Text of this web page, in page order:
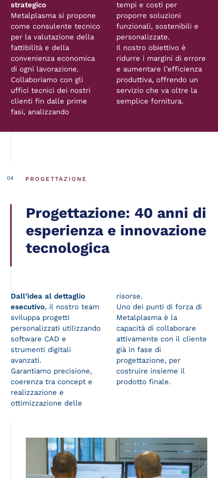
strategico
Metalplasma si propone
come consulente tecnico
per la valutazione della
fattibilità e della
convenienza economica
di ogni lavorazione.
Collaboriamo con gli
uffici tecnici dei nostri
clienti fin dalle prime
fasi, analizzando
tempi e costi per
proporre soluzioni
funzionali, sostenibili e
personalizzate.
Il nostro obiettivo è
ridurre i margini di errore
e aumentare l’efficienza
produttiva, offrendo un
servizio che va oltre la
semplice fornitura.
PROGETTAZIONE
Progettazione: 40 anni di
esperienza e innovazione
tecnologica
Dall’idea al dettaglio
esecutivo, il nostro team
sviluppa progetti
personalizzati utilizzando
software CAD e
strumenti digitali
avanzati.
Garantiamo precisione,
coerenza tra concept e
realizzazione e
ottimizzazione delle
risorse.
Uno dei punti di forza di
Metalplasma è la
capacità di collaborare
attivamente con il cliente
già in fase di
progettazione, per
costruire insieme il
prodotto finale.